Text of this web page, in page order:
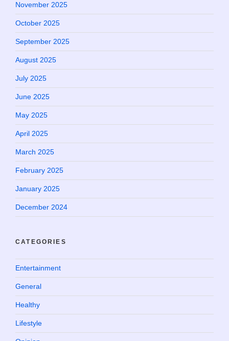
November 2025
October 2025
September 2025
August 2025
July 2025
June 2025
May 2025
April 2025
March 2025
February 2025
January 2025
December 2024
CATEGORIES
Entertainment
General
Healthy
Lifestyle